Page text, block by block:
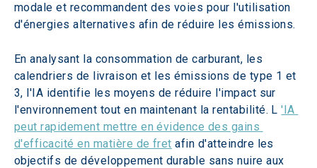
modale et recommandent des voies pour l'utilisation
d'énergies alternatives afin de réduire les émissions.
En analysant la consommation de carburant, les
calendriers de livraison et les émissions de type 1 et
3, l'IA identifie les moyens de réduire l'impact sur
l'environnement tout en maintenant la rentabilité. L 'IA
peut rapidement mettre en évidence des gains
d'efficacité en matière de fret afin d'atteindre les
objectifs de développement durable sans nuire aux